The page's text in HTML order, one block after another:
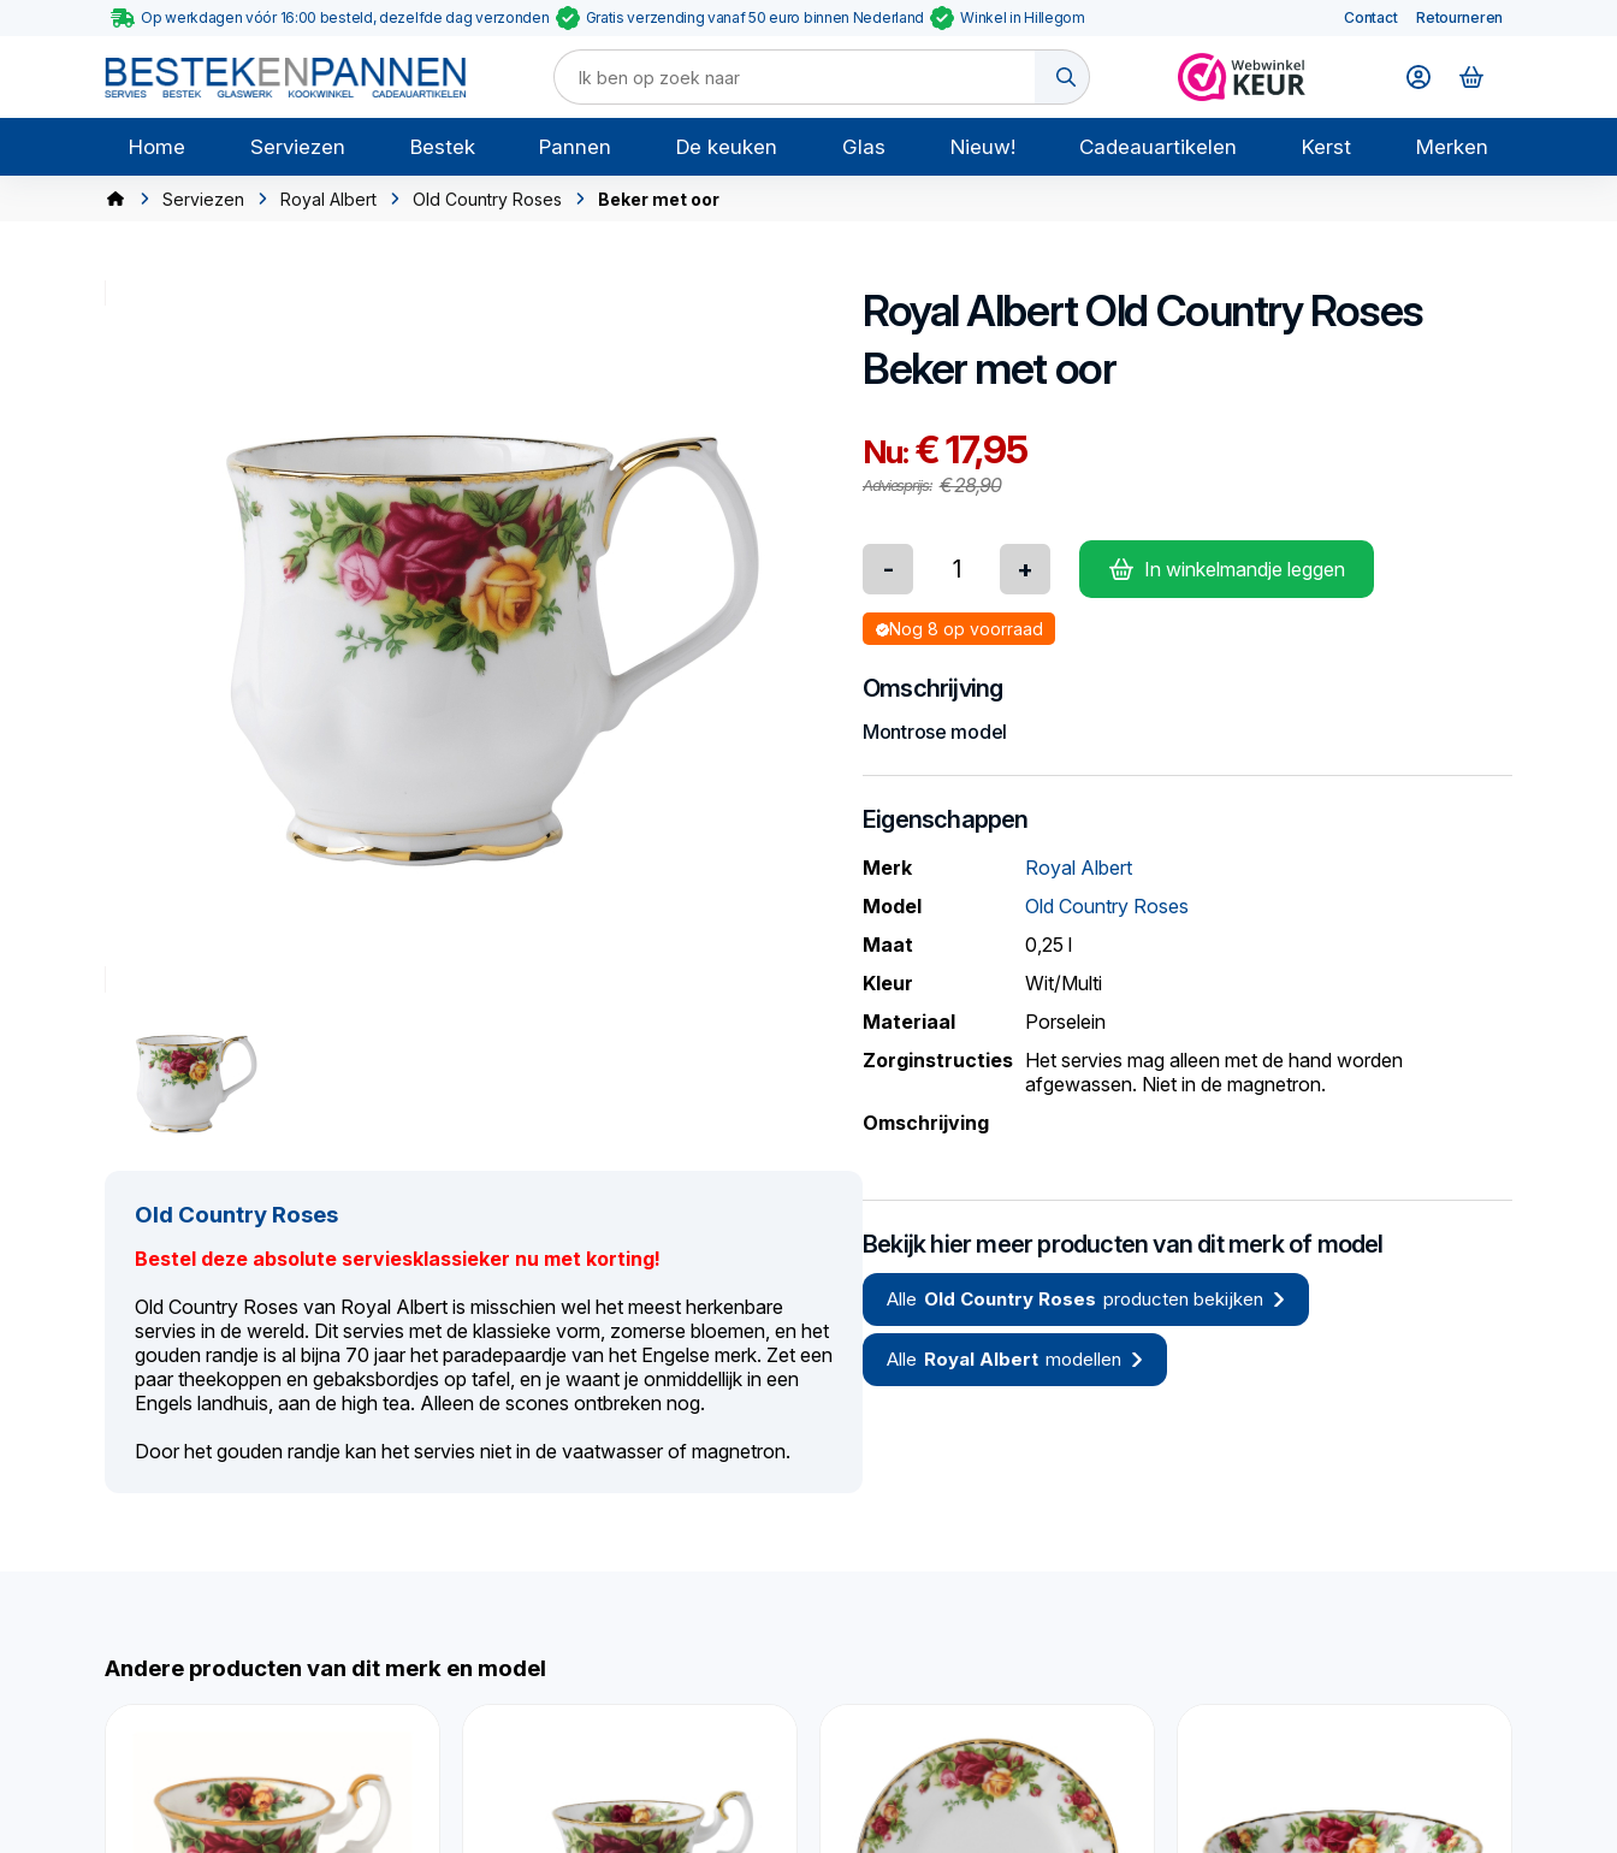
Op werkdagen vóór 16:00 besteld, dezelfde dag verzonden Gratis verzending vanaf 50 euro binnen Nederland Winkel in Hillegom Contact Retourneren
Home Serviezen Bestek Pannen De keuken Glas Nieuw! Cadeauartikelen Kerst Merken
Serviezen Royal Albert Old Country Roses Beker met oor
Old Country Roses
Bestel deze absolute serviesklassieker nu met korting!
Old Country Roses van Royal Albert is misschien wel het meest herkenbare
servies in de wereld. Dit servies met de klassieke vorm, zomerse bloemen, en het
gouden randje is al bijna 70 jaar het paradepaardje van het Engelse merk. Zet een
paar theekoppen en gebaksbordjes op tafel, en je waant je onmiddellijk in een
Engels landhuis, aan de high tea. Alleen de scones ontbreken nog.
Door het gouden randje kan het servies niet in de vaatwasser of magnetron.
Royal AlbertOld Country Roses
Beker met oor
Nu:€ 17,95
Adviesprijs: € 28,90
- + In winkelmandje leggen
Nog 8 op voorraad
Omschrijving
Montrose model
Eigenschappen
Merk
Royal Albert
Model
Old Country Roses
Maat
0,25 l
Kleur
Wit/Multi
Materiaal
Porselein
Zorginstructies Het servies mag alleen met de hand worden
afgewassen. Niet in de magnetron.
Omschrijving
Bekijk hier meer producten van dit merk of model
Alle Old Country Roses producten bekijken
Alle Royal Albert modellen
Andere producten van dit merk en model